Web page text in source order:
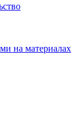
на материалах